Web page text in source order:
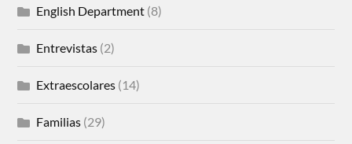
English Department (8)
Entrevistas (2)
Extraescolares (14)
Familias (29)